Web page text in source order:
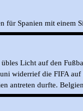
für Spanien mit einem
Licht auf den
widerrief die FIFA
antreten durfte.